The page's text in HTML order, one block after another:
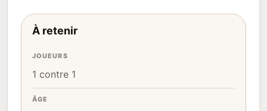
À retenir
JOUEURS
1 contre 1
ÂGE